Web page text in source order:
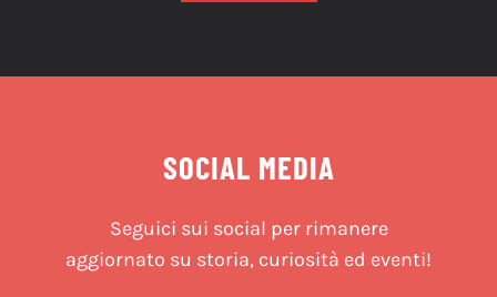
SOCIAL MEDIA
Seguici sui social per rimanere
aggiornato su storia, curiosità ed eventi!